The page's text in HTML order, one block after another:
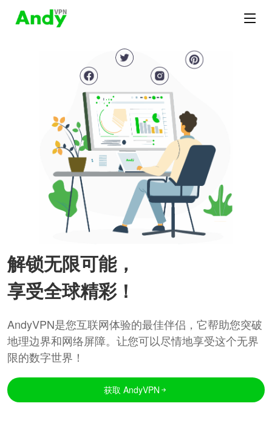
解锁无限可能，
享受全球精彩！
AndyVPN是您互联网体验的最佳伴侣，它帮助您突破
地理边界和网络屏障。让您可以尽情地享受这个无界
限的数字世界！
获取 AndyVPN